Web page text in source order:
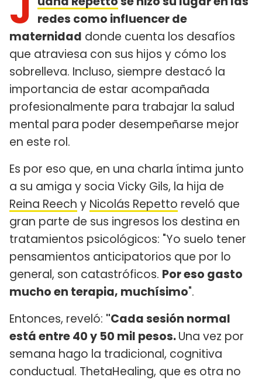
redes como influencer de
maternidad donde cuenta los desafíos
que atraviesa con sus hijos y cómo los
sobrelleva. Incluso, siempre destacó la
importancia de estar acompañada
profesionalmente para trabajar la salud
mental para poder desempeñarse mejor
en este rol.
Es por eso que, en una charla íntima junto
a su amiga y socia Vicky Gils, la hija de
Reina Reech y Nicolás Repetto reveló que
gran parte de sus ingresos los destina en
tratamientos psicológicos: "Yo suelo tener
pensamientos anticipatorios que por lo
general, son catastróficos. Por eso gasto
mucho en terapia, muchísimo".
Entonces, reveló: "Cada sesión normal
está entre 40 y 50 mil pesos.Una vez por
semana hago la tradicional, cognitiva
conductual. ThetaHealing, que es otra no